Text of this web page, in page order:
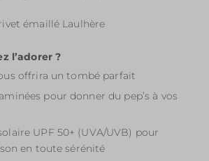
émaillé Laulhère
l’adorer ?
offrira un tombé parfait
pour donner du pep’s à vos
UPF 50+ (UVA/UVB) pour
en toute sérénité